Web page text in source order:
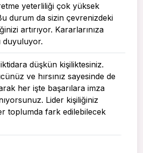
yeterliliği çok yüksek
durum da sizin çevrenizdeki
artırıyor. Kararlarınıza
duyuluyor.
düşkün kişiliktesiniz.
ve hırsınız sayesinde de
her işte başarılara imza
Lider kişiliğiniz
toplumda fark edilebilecek